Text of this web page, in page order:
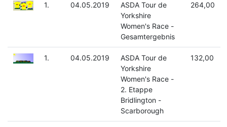
1. 04.05.2019
ASDA Tour de
Yorkshire
Women's Race -
Gesamtergebnis
264,00
1. 04.05.2019
ASDA Tour de
Yorkshire
Women's Race -
2. Etappe
Bridlington -
Scarborough
132,00